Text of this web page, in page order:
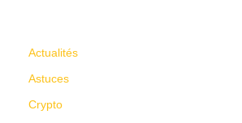
Actualités
Astuces
Crypto